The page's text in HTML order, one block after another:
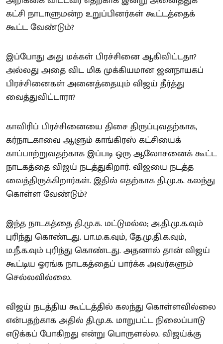
கட்சி நாடாளுமன்ற உறுப்பினர்கள் கூட்டத்தைக்
கூட்ட வேண்டும்?
இப்போது அது மக்கள் பிரச்சினை ஆகிவிட்டதா?
அல்லது அதை விட மிக முக்கியமான ஜனநாயகப்
பிரச்சினைகள் அனைத்தையும் விஜய் தீர்த்து
வைத்துவிட்டாரா?
காவிரிப் பிரச்சினையை திசை திருப்புவதற்காக,
கர்நாடகாவை ஆளும் காங்கிரஸ் கட்சியைக்
காப்பாற்றுவதற்காக இப்படி ஒரு ஆலோசனைக் கூட்ட
நாடகத்தை விஜய் நடத்துகிறார். விஜயை நடத்த
வைத்திருக்கிறார்கள். இதில் எதற்காக தி.மு.க. கலந்து
கொள்ள வேண்டும்?
இந்த நாடகத்தை தி.மு.க. மட்டுமல்ல; அ.தி.மு.க.வும்
புரிந்து கொண்டது. பா.ம.க.வும், தே.மு.தி.க.வும்,
ம.நீ.க.வும் புரிந்து கொண்டது. அதனால் தான் விஜய்
கூட்டிய ஓரங்க நாடகத்தைப் பார்க்க அவர்களும்
செல்லவில்லை.
விஜய் நடத்திய கூட்டத்தில் கலந்து கொள்ளவில்லை
என்பதற்காக அதில் தி.மு.க. மாறுபட்ட நிலைப்பாடு
எடுக்கப் போகிறது என்று பொருளல்ல. விஜய்க்கு